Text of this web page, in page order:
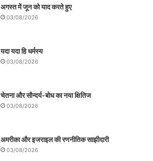
अगस्त में जून को याद करते हुए
03/08/2026
यदा यदा हि धर्मस्य
03/08/2026
चेतना और सौन्दर्य-बोध का नया क्षितिज
03/08/2026
अमरीका और इजराइल की रणनीतिक साझीदारी
03/08/2026